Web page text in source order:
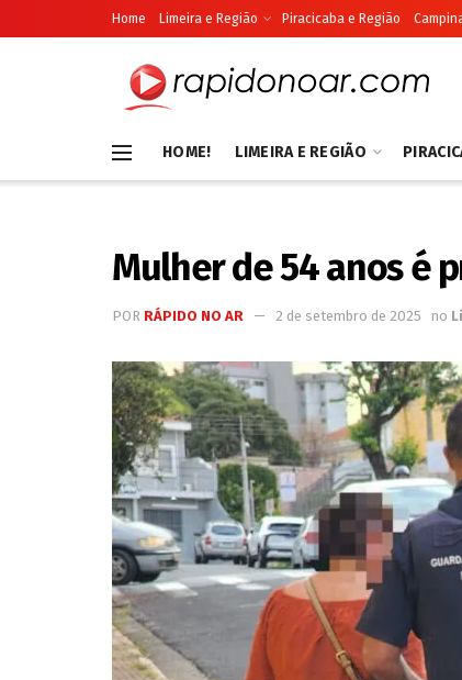
Home Limeira e Região Piracicaba e Região
HOME! LIMEIRA E REGIÃO
Mulher de 54 anos é
POR RÁPIDO NO AR 2 de setembro de 2025 no